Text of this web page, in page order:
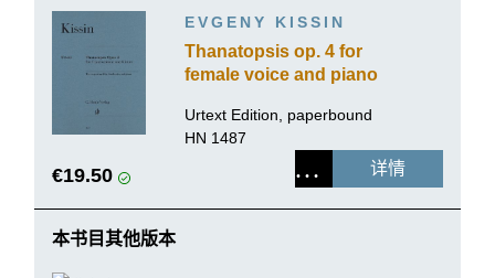
EVGENY KISSIN
Thanatopsis op. 4 for
female voice and piano
Urtext Edition, paperbound
HN 1487
€19.50 详情
本书目其他版本